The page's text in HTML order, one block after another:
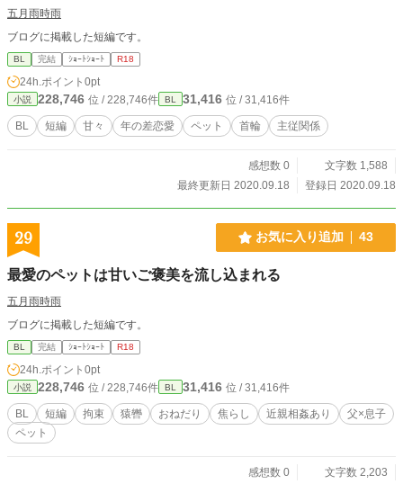
五月雨時雨
ブログに掲載した短編です。
BL 完結 ｼｮｰﾄｼｮｰﾄ R18
24h.ポイント 0pt
小説 228,746 位 / 228,746件 BL 31,416 位 / 31,416件
BL 短編 甘々 年の差恋愛 ペット 首輪 主従関係
感想数 0
文字数 1,588
最終更新日 2020.09.18
登録日 2020.09.18
29 お気に入り追加 43
最愛のペットは甘いご褒美を流し込まれる
五月雨時雨
ブログに掲載した短編です。
BL 完結 ｼｮｰﾄｼｮｰﾄ R18
24h.ポイント 0pt
小説 228,746 位 / 228,746件 BL 31,416 位 / 31,416件
BL 短編 拘束 猿轡 おねだり 焦らし 近親相姦あり
父×息子
ペット
感想数 0
文字数 2,203